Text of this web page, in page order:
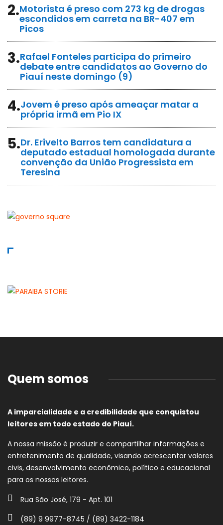
2.Motorista é preso com 273 kg de drogas
escondidos em carreta na BR-407 em
Picos
3.Rafael Fonteles participa do primeiro
debate entre candidatos ao Governo do
Piauí neste domingo (9)
4.Jovem é preso após ameaçar matar a
própria irmã em Pio IX
5.Dr. Erivelto Barros tem candidatura a
deputado estadual homologada durante
convenção da União Progressista em
Teresina
Quem somos
A imparcialidade e a credibilidade que conquistou
leitores em todo estado do Piauí.
A nossa missão é produzir e compartilhar informações e
entretenimento de qualidade, visando acrescentar valores
civis, desenvolvimento econômico, político e educacional
para os nossos leitores.
Rua São José, 179 - Apt. 101
(89) 9 9977-8745 / (89) 3422-1184